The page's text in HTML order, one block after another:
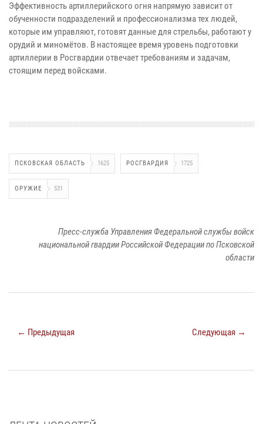
Эффективность артиллерийского огня напрямую зависит от
обученности подразделений и профессионализма тех людей,
которые им управляют, готовят данные для стрельбы, работают у
орудий и миномётов. В настоящее время уровень подготовки
артиллерии в Росгвардии отвечает требованиям и задачам,
стоящим перед войсками.
ПСКОВСКАЯ ОБЛАСТЬ 1625 РОСГВАРДИЯ 1725
ОРУЖИЕ 531
Пресс-служба Управления Федеральной службы войск
национальной гвардии Российской Федерации по Псковской
области
← Предыдущая Следующая →